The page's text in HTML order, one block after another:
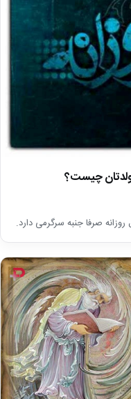
صرفا جنبه سرگرمی دارد.